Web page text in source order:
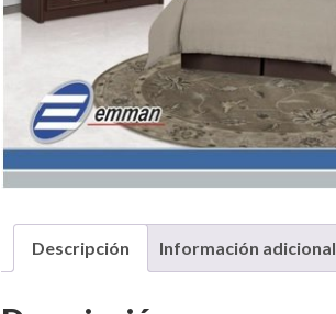
Descripción Información adicional